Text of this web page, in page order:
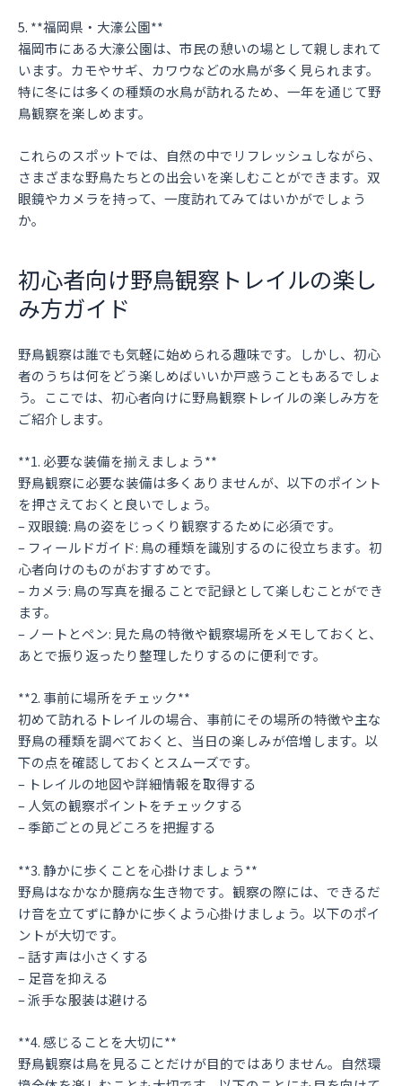
5. **福岡県・大濠公園**
福岡市にある大濠公園は、市民の憩いの場として親しまれて
います。カモやサギ、カワウなどの水鳥が多く見られます。
特に冬には多くの種類の水鳥が訪れるため、一年を通じて野
鳥観察を楽しめます。
これらのスポットでは、自然の中でリフレッシュしながら、
さまざまな野鳥たちとの出会いを楽しむことができます。双
眼鏡やカメラを持って、一度訪れてみてはいかがでしょう
か。
初心者向け野鳥観察トレイルの楽し
み方ガイド
野鳥観察は誰でも気軽に始められる趣味です。しかし、初心
者のうちは何をどう楽しめばいいか戸惑うこともあるでしょ
う。ここでは、初心者向けに野鳥観察トレイルの楽しみ方を
ご紹介します。
**1. 必要な装備を揃えましょう**
野鳥観察に必要な装備は多くありませんが、以下のポイント
を押さえておくと良いでしょう。
– 双眼鏡: 鳥の姿をじっくり観察するために必須です。
– フィールドガイド: 鳥の種類を識別するのに役立ちます。初
心者向けのものがおすすめです。
– カメラ: 鳥の写真を撮ることで記録として楽しむことができ
ます。
– ノートとペン: 見た鳥の特徴や観察場所をメモしておくと、
あとで振り返ったり整理したりするのに便利です。
**2. 事前に場所をチェック**
初めて訪れるトレイルの場合、事前にその場所の特徴や主な
野鳥の種類を調べておくと、当日の楽しみが倍増します。以
下の点を確認しておくとスムーズです。
– トレイルの地図や詳細情報を取得する
– 人気の観察ポイントをチェックする
– 季節ごとの見どころを把握する
**3. 静かに歩くことを心掛けましょう**
野鳥はなかなか臆病な生き物です。観察の際には、できるだ
け音を立てずに静かに歩くよう心掛けましょう。以下のポイ
ントが大切です。
– 話す声は小さくする
– 足音を抑える
– 派手な服装は避ける
**4. 感じることを大切に**
野鳥観察は鳥を見ることだけが目的ではありません。自然環